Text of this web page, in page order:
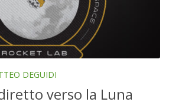
DEGUIDI
diretto verso la Luna